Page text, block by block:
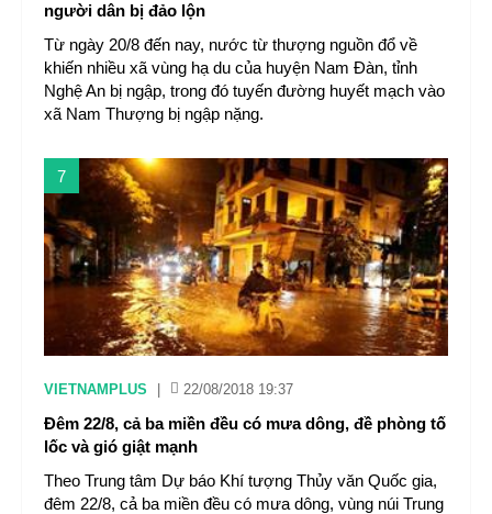
người dân bị đảo lộn
Từ ngày 20/8 đến nay, nước từ thượng nguồn đổ về
khiến nhiều xã vùng hạ du của huyện Nam Đàn, tỉnh
Nghệ An bị ngập, trong đó tuyến đường huyết mạch vào
xã Nam Thượng bị ngập nặng.
7
VIETNAMPLUS 22/08/2018 19:37
Đêm 22/8, cả ba miền đều có mưa dông, đề phòng tố
lốc và gió giật mạnh
Theo Trung tâm Dự báo Khí tượng Thủy văn Quốc gia,
đêm 22/8, cả ba miền đều có mưa dông, vùng núi Trung